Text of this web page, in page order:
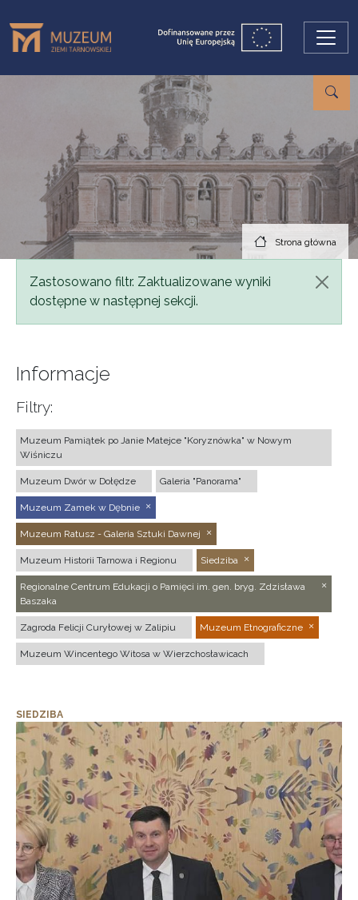
Strona główna
Komunikat
Zastosowano filtr. Zaktualizowane wyniki
dostępne w następnej sekcji.
Informacje
Filtry:
Muzeum Pamiątek po Janie Matejce "Koryznówka" w Nowym
Wiśniczu
Muzeum Dwór w Dołędze Galeria "Panorama"
Muzeum Zamek w Dębnie
Muzeum Ratusz - Galeria Sztuki Dawnej
Muzeum Historii Tarnowa i Regionu Siedziba
Regionalne Centrum Edukacji o Pamięci im. gen. bryg. Zdzisława
Baszaka
Zagroda Felicji Curyłowej w Zalipiu Muzeum Etnograficzne
Muzeum Wincentego Witosa w Wierzchosławicach
SIEDZIBA